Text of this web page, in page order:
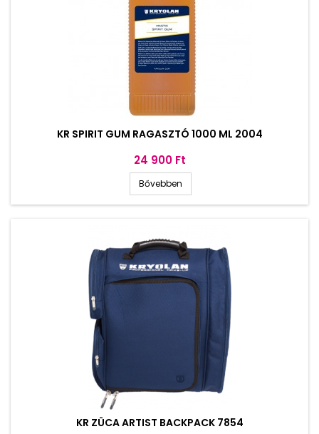
KR SPIRIT GUM RAGASZTÓ 1000 ML 2004
Ár
24 900 Ft
Bővebben
KR ZÜCA ARTIST BACKPACK 7854